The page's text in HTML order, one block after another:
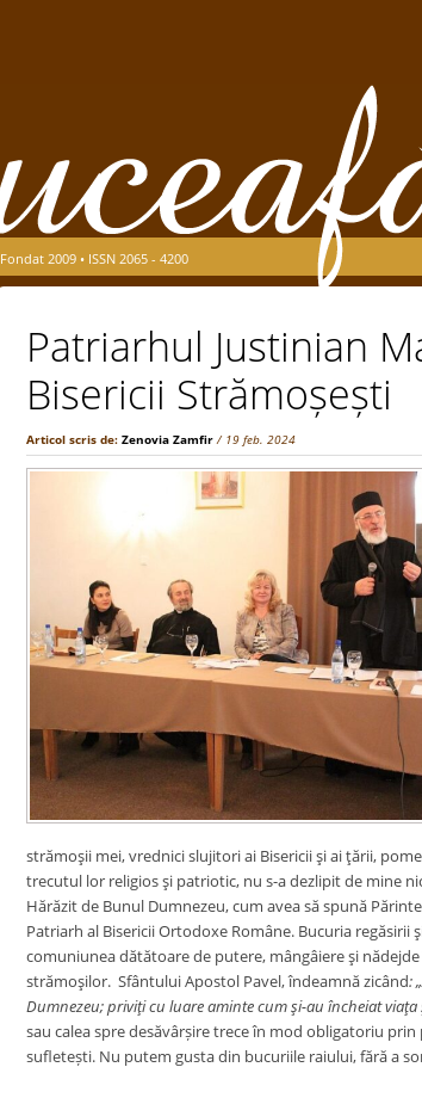
Fondat 2009 • ISSN 2065 - 4200
Patriarhul Justinian
Bisericii Strămoșești
Articol scris de: Zenovia Zamfir / 19 feb. 2024
strămoşii mei, vrednici slujitori ai Bisericii şi ai ţării,
trecutul lor religios şi patriotic, nu s-a dezlipit de mine
Hărăzit de Bunul Dumnezeu, cum avea să spună
Patriarh al Bisericii Ortodoxe Române. Bucuria
comuniunea dătătoare de putere, mângâiere şi
strămoşilor. Sfântului Apostol Pavel, îndeamnă zicând:
Dumnezeu; priviţi cu luare aminte cum şi-au încheiat viaţa
sau calea spre desăvârșire trece în mod obligatoriu
sufletești. Nu putem gusta din bucuriile raiului, fără a